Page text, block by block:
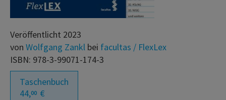
Veröffentlicht 2023
von Wolfgang Zankl bei facultas / FlexLex
ISBN: 978-3-99071-174-3
Taschenbuch
44,00 €